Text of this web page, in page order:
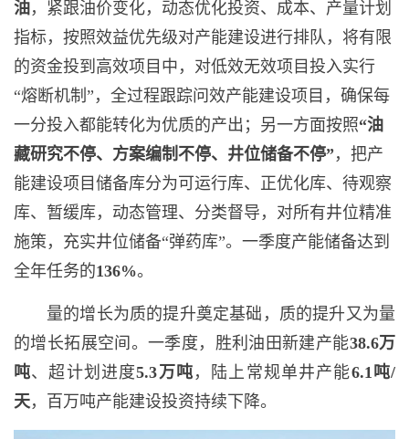
油，紧跟油价变化，动态优化投资、成本、产量计划
指标，按照效益优先级对产能建设进行排队，将有限
的资金投到高效项目中，对低效无效项目投入实行
“熔断机制”，全过程跟踪问效产能建设项目，确保每
一分投入都能转化为优质的产出；另一方面按照“油
藏研究不停、方案编制不停、井位储备不停” ，把产
能建设项目储备库分为可运行库、正优化库、待观察
库、暂缓库，动态管理、分类督导，对所有井位精准
施策，充实井位储备“弹药库”。一季度产能储备达到
全年任务的136%。
量的增长为质的提升奠定基础，质的提升又为量
的增长拓展空间。一季度，胜利油田新建产能38.6万
吨、超计划进度5.3万吨 ，陆上常规单井产能6.1 吨/
天，百万吨产能建设投资持续下降。